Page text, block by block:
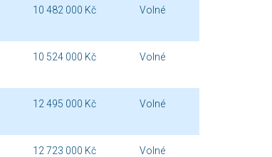
10 482 000 Kč Volné
10 524 000 Kč Volné
12 495 000 Kč Volné
12 723 000 Kč Volné